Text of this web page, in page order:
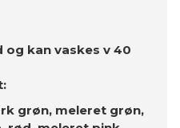
og kan vaskes v 40
grøn, meleret grøn,